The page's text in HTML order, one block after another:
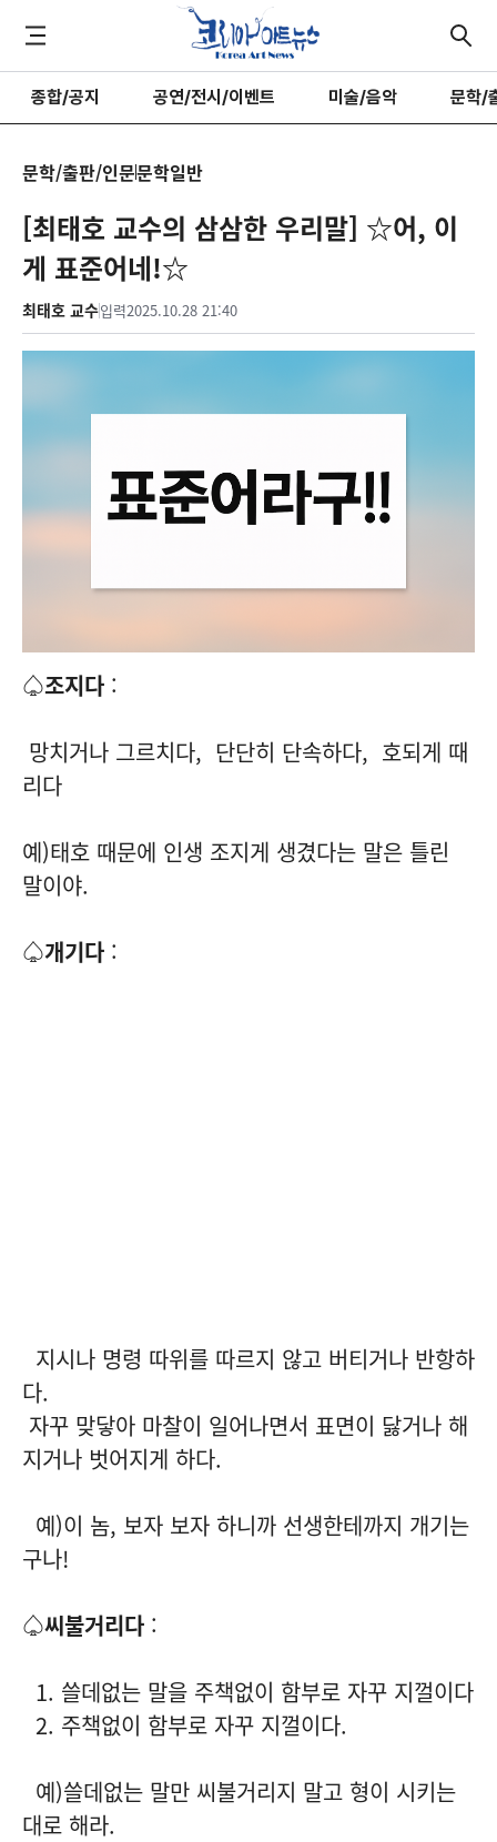
종합/공지 공연/전시/이벤트 미술/음악 문학/
문학/출판/인문문학일반
[최태호 교수의 삼삼한 우리말] ☆어, 이
게 표준어네!☆
최태호 교수입력2025.10.28 21:40
♤조지다 :
망치거나 그르치다, 단단히 단속하다, 호되게 때
리다
예)태호 때문에 인생 조지게 생겼다는 말은 틀린
말이야.
♤개기다 :
지시나 명령 따위를 따르지 않고 버티거나 반항하
다.
자꾸 맞닿아 마찰이 일어나면서 표면이 닳거나 해
지거나 벗어지게 하다.
예)이 놈, 보자 보자 하니까 선생한테까지 개기는
구나!
♤씨불거리다 :
1. 쓸데없는 말을 주책없이 함부로 자꾸 지껄이다
2. 주책없이 함부로 자꾸 지껄이다.
예)쓸데없는 말만 씨불거리지 말고 형이 시키는
대로 해라.